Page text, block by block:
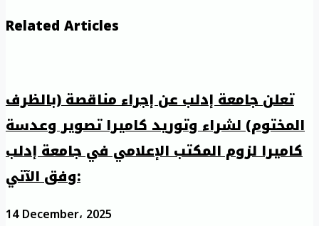
Related Articles
تعلن جامعة إدلب عن إجراء مناقصة (بالظرف
المختوم) لشراء وتوريد كاميرا تصوير وعدسة
كاميرا لزوم المكتب الإعلامي في جامعة إدلب
وفق الآتي:
14 December، 2025